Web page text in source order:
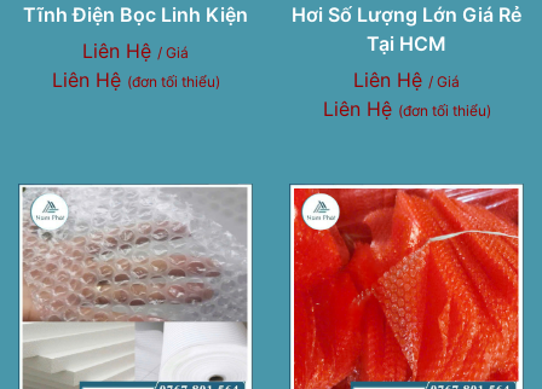
Tĩnh Điện Bọc Linh Kiện
Liên Hệ / Giá
Liên Hệ (đơn tối thiểu)
Hơi Số Lượng Lớn Giá Rẻ
Tại HCM
Liên Hệ / Giá
Liên Hệ (đơn tối thiểu)